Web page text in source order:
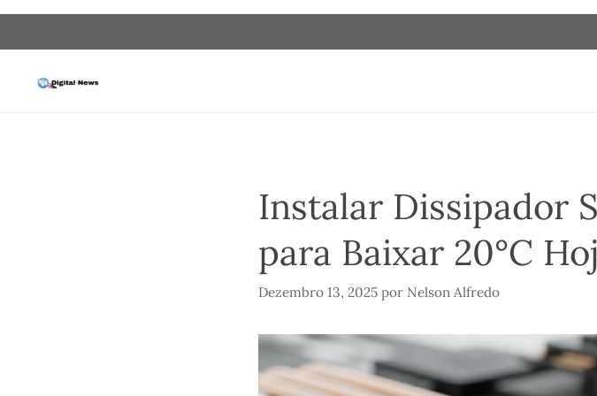
para
Instalar Dissipador
para Baixar 20°C
Dezembro 13, 2025 por Nelson Alfredo